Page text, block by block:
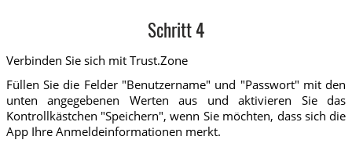
Schritt 4
Verbinden Sie sich mit Trust.Zone
Füllen Sie die Felder "Benutzername" und "Passwort" mit den
unten angegebenen Werten aus und aktivieren Sie das
Kontrollkästchen "Speichern", wenn Sie möchten, dass sich die
App Ihre Anmeldeinformationen merkt.